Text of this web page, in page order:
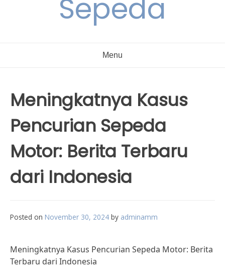
Sepeda
Menu
Meningkatnya Kasus
Pencurian Sepeda
Motor: Berita Terbaru
dari Indonesia
Posted on November 30, 2024 by adminamm
Meningkatnya Kasus Pencurian Sepeda Motor: Berita
Terbaru dari Indonesia